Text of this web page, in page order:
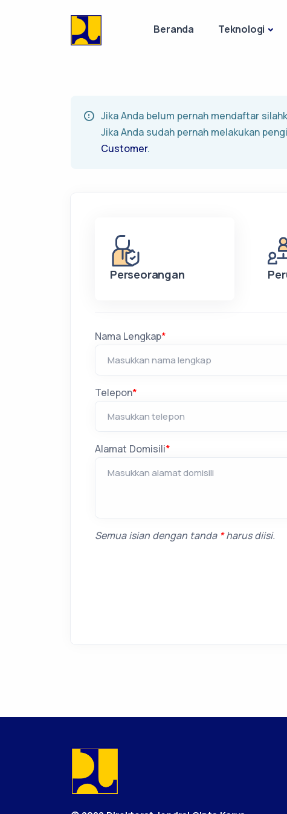
Beranda Teknologi
Jika Anda belum pernah mendaftar
Jika Anda sudah pernah melakukan
Customer.
Perseorangan
Nama Lengkap*
Telepon*
Alamat Domisili*
Semua isian dengan tanda *harus diisi.